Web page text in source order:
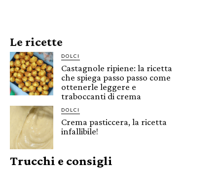
Le ricette
DOLCI
Castagnole ripiene: la ricetta
che spiega passo passo come
ottenerle leggere e
traboccanti di crema
DOLCI
Crema pasticcera, la ricetta
infallibile!
Trucchi e consigli